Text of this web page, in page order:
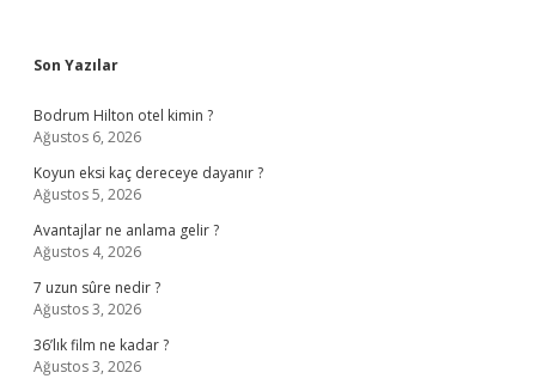
Sidebar
Son Yazılar
Bodrum Hilton otel kimin ?
Ağustos 6, 2026
Koyun eksi kaç dereceye dayanır ?
Ağustos 5, 2026
Avantajlar ne anlama gelir ?
Ağustos 4, 2026
7 uzun sûre nedir ?
Ağustos 3, 2026
36’lık film ne kadar ?
Ağustos 3, 2026